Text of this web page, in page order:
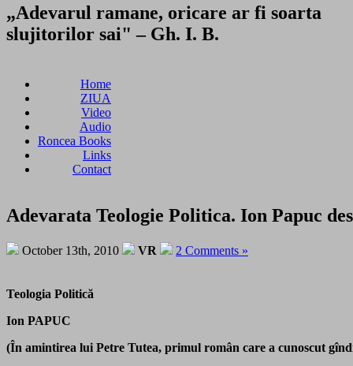
„Adevarul ramane, oricare ar fi soarta
slujitorilor sai" – Gh. I. B.
Home
ZIUA
Video
Audio
Roncea Books
Links
Contact
Adevarata Teologie Politica. Ion Papuc
October 13th, 2010 VR 2 Comments »
Teologia Politică
Ion PAPUC
(În amintirea lui Petre Tutea, primul român care a cunoscut